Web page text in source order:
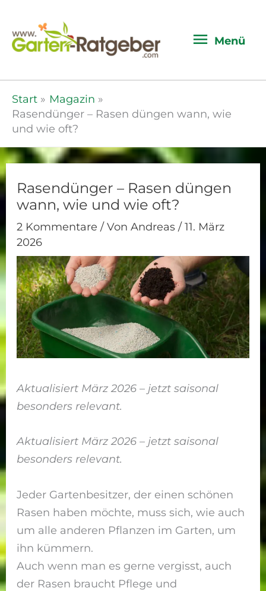
Menü
Start
Magazin
Rasendünger – Rasen düngen wann, wie
und wie oft?
Rasendünger – Rasen düngen
wann, wie und wie oft?
2 Kommentare / VonAndreas/11. März
2026
Aktualisiert März 2026 – jetzt saisonal
besonders relevant.
Aktualisiert März 2026 – jetzt saisonal
besonders relevant.
Jeder Gartenbesitzer, der einen schönen
Rasen haben möchte, muss sich, wie auch
um alle anderen Pflanzen im Garten, um
ihn kümmern.
Auch wenn man es gerne vergisst, auch
der Rasen braucht Pflege und